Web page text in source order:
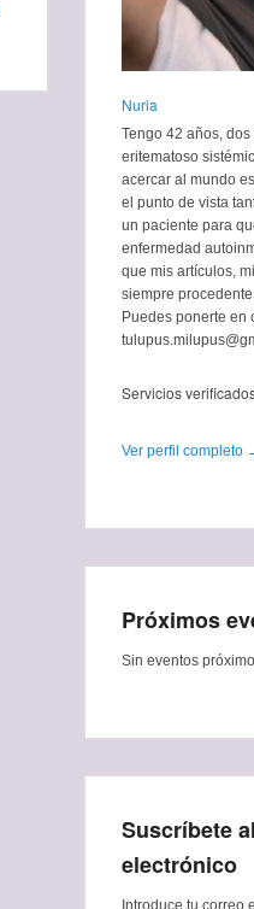
Nuria
Tengo 42 años,
eritematoso
acercar al mundo
el punto de vista
un paciente para
enfermedad
que mis artículos,
siempre
Puedes ponerte en
Servicios
Ver perfil completo
Próximos
Sin eventos
Suscríbete
electrónico